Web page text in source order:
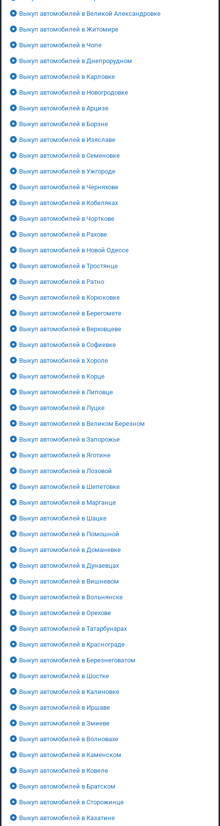
Выкуп автомобилей в Великой Александровке
Выкуп автомобилей в Житомире
Выкуп автомобилей в Чопе
Выкуп автомобилей в Днепрорудном
Выкуп автомобилей в Карловке
Выкуп автомобилей в Новогродовке
Выкуп автомобилей в Арцизе
Выкуп автомобилей в Борзне
Выкуп автомобилей в Изяславе
Выкуп автомобилей в Семеновке
Выкуп автомобилей в Ужгороде
Выкуп автомобилей в Черняхове
Выкуп автомобилей в Кобеляках
Выкуп автомобилей в Чорткове
Выкуп автомобилей в Рахове
Выкуп автомобилей в Новой Одессе
Выкуп автомобилей в Тростянце
Выкуп автомобилей в Ратно
Выкуп автомобилей в Корюковке
Выкуп автомобилей в Берегомете
Выкуп автомобилей в Верховцеве
Выкуп автомобилей в Софиевке
Выкуп автомобилей в Хороле
Выкуп автомобилей в Корце
Выкуп автомобилей в Липовце
Выкуп автомобилей в Луцке
Выкуп автомобилей в Великом Березном
Выкуп автомобилей в Запорожье
Выкуп автомобилей в Яготине
Выкуп автомобилей в Лозовой
Выкуп автомобилей в Шепетовке
Выкуп автомобилей в Марганце
Выкуп автомобилей в Шацке
Выкуп автомобилей в Помошной
Выкуп автомобилей в Доманевке
Выкуп автомобилей в Дунаевцах
Выкуп автомобилей в Вишневом
Выкуп автомобилей в Вольнянске
Выкуп автомобилей в Орехове
Выкуп автомобилей в Татарбунарах
Выкуп автомобилей в Краснограде
Выкуп автомобилей в Березнеговатом
Выкуп автомобилей в Шостке
Выкуп автомобилей в Калиновке
Выкуп автомобилей в Иршаве
Выкуп автомобилей в Змиеве
Выкуп автомобилей в Волновахе
Выкуп автомобилей в Каменском
Выкуп автомобилей в Ковеле
Выкуп автомобилей в Братском
Выкуп автомобилей в Сторожинце
Выкуп автомобилей в Казатине